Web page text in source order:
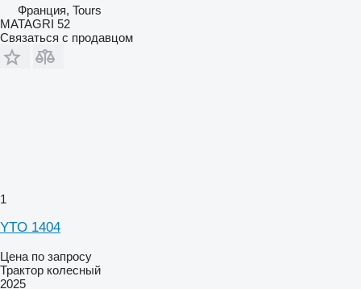
Франция, Tours
MATAGRI 52
Связаться с продавцом
1
YTO 1404
Цена по запросу
Трактор колесный
2025